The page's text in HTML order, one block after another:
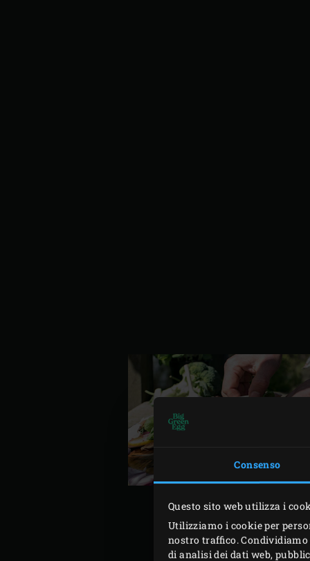
Consenso
Questo sito web utilizza i
Utilizziamo i cookie per
nostro traffico.
di analisi dei dati web,